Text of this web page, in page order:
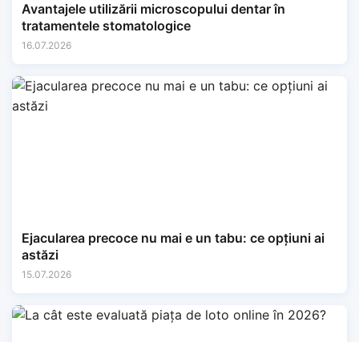
Avantajele utilizării microscopului dentar în
tratamentele stomatologice
16.07.2026
Ejacularea precoce nu mai e un tabu: ce opțiuni ai
astăzi
15.07.2026